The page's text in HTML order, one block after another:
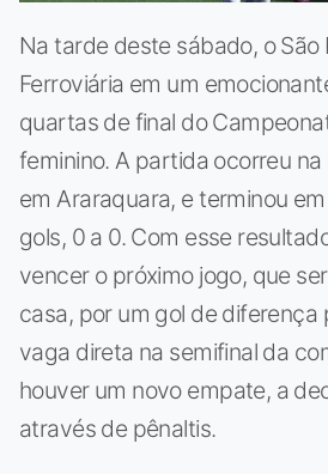
Na tarde deste sábado, o São
Ferroviária em um
quartas de final do
feminino. A partida ocorreu na
em Araraquara, e terminou
gols, 0 a 0. Com esse
vencer o próximo jogo, que
casa, por um gol de diferença
vaga direta na semifinal da
houver um novo empate, a
através de pênaltis.